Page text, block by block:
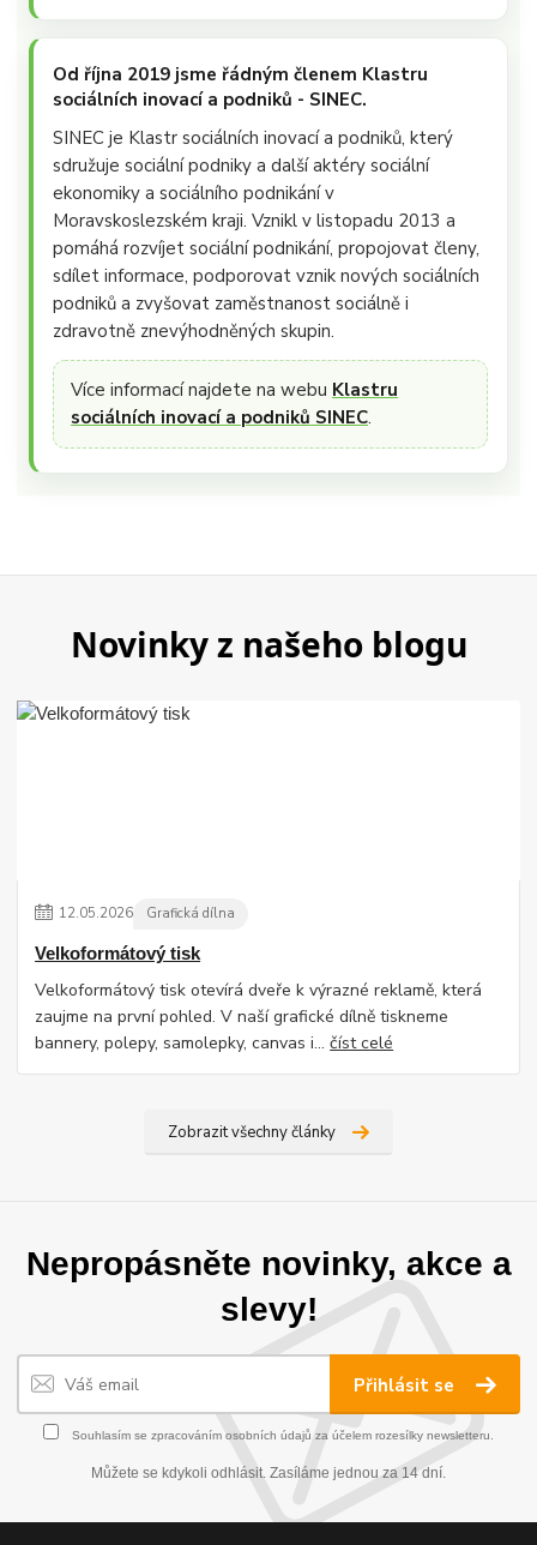
Od října 2019 jsme řádným členem Klastru
sociálních inovací a podniků - SINEC.
SINEC je Klastr sociálních inovací a podniků, který
sdružuje sociální podniky a další aktéry sociální
ekonomiky a sociálního podnikání v
Moravskoslezském kraji. Vznikl v listopadu 2013 a
pomáhá rozvíjet sociální podnikání, propojovat členy,
sdílet informace, podporovat vznik nových sociálních
podniků a zvyšovat zaměstnanost sociálně i
zdravotně znevýhodněných skupin.
Více informací najdete na webu Klastru
sociálních inovací a podniků SINEC.
Novinky z našeho blogu
12.05.2026 Grafická dílna
Velkoformátový tisk
Velkoformátový tisk otevírá dveře k výrazné reklamě, která
zaujme na první pohled. V naší grafické dílně tiskneme
bannery, polepy, samolepky, canvas i...číst celé
Zobrazit všechny články
Nepropásněte novinky, akce a
slevy!
Přihlásit se
Souhlasím se zpracováním osobních údajů za účelem rozesílky newsletteru.
Můžete se kdykoli odhlásit. Zasíláme jednou za 14 dní.